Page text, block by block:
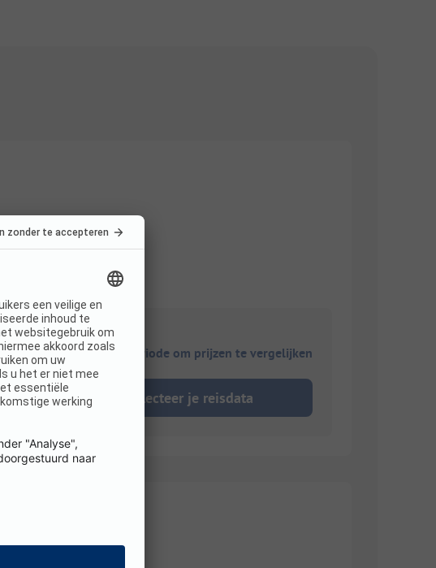
Kies je reisperiode om prijzen te vergelijken
Selecteer je reisdata